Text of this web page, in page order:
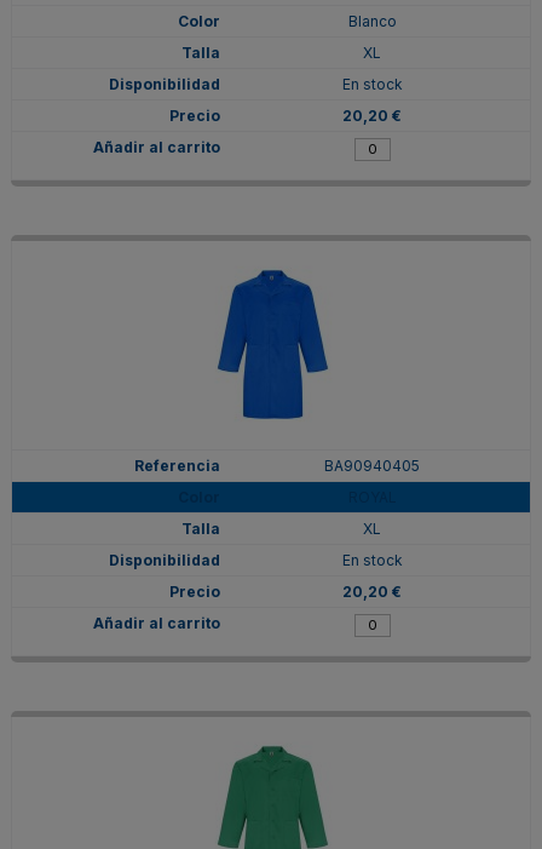
Blanco
XL
En stock
20,20 €
BA90940405
XL
En stock
20,20 €